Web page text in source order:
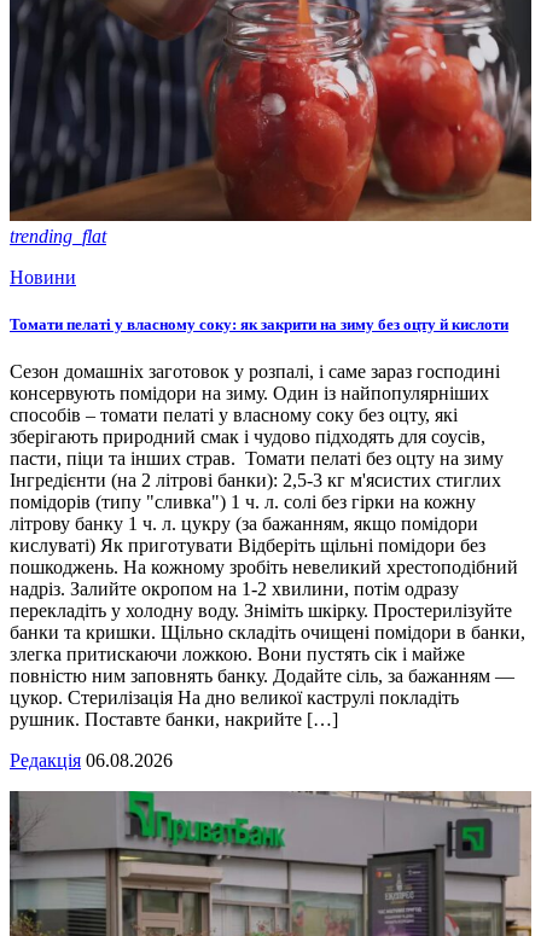
trending_flat
Новини
Томати пелаті у власному соку: як закрити на зиму без оцту й кислоти
Сезон домашніх заготовок у розпалі, і саме зараз господині
консервують помідори на зиму. Один із найпопулярніших
способів – томати пелаті у власному соку без оцту, які
зберігають природний смак і чудово підходять для соусів,
пасти, піци та інших страв. Томати пелаті без оцту на зиму
Інгредієнти (на 2 літрові банки): 2,5-3 кг м'ясистих стиглих
помідорів (типу "сливка") 1 ч. л. солі без гірки на кожну
літрову банку 1 ч. л. цукру (за бажанням, якщо помідори
кислуваті) Як приготувати Відберіть щільні помідори без
пошкоджень. На кожному зробіть невеликий хрестоподібний
надріз. Залийте окропом на 1-2 хвилини, потім одразу
перекладіть у холодну воду. Зніміть шкірку. Простерилізуйте
банки та кришки. Щільно складіть очищені помідори в банки,
злегка притискаючи ложкою. Вони пустять сік і майже
повністю ним заповнять банку. Додайте сіль, за бажанням —
цукор. Стерилізація На дно великої каструлі покладіть
рушник. Поставте банки, накрийте […]
Редакція 06.08.2026